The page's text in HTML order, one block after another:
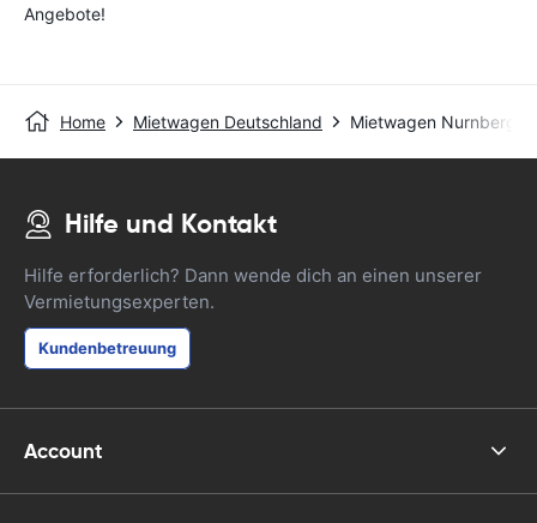
Angebote!
Home Mietwagen Deutschland Mietwagen Nurnberg
Hilfe und Kontakt
Hilfe erforderlich? Dann wende dich an einen unserer
Vermietungsexperten.
Kundenbetreuung
Account